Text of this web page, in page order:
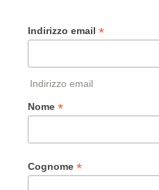
Indirizzo email *
Indirizzo email
Nome *
Cognome *